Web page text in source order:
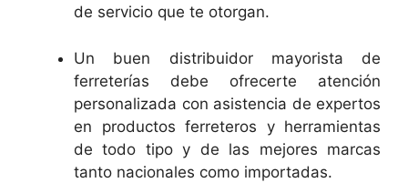
de servicio que te otorgan.
Un buen distribuidor mayorista de
ferreterías debe ofrecerte atención
personalizada con asistencia de expertos
en productos ferreteros y herramientas
de todo tipo y de las mejores marcas
tanto nacionales como importadas.